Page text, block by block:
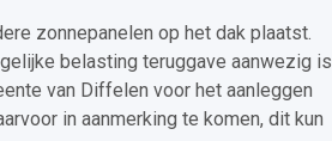
zonnepanelen op het dak plaatst.
belasting teruggave aanwezig is
van Diffelen voor het aanleggen
in aanmerking te komen, dit kun